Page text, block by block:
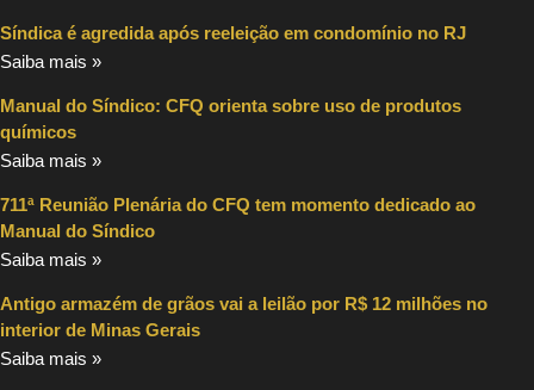
Síndica é agredida após reeleição em condomínio no RJ
Saiba mais »
Manual do Síndico: CFQ orienta sobre uso de produtos
químicos
Saiba mais »
711ª Reunião Plenária do CFQ tem momento dedicado ao
Manual do Síndico
Saiba mais »
Antigo armazém de grãos vai a leilão por R$ 12 milhões no
interior de Minas Gerais
Saiba mais »